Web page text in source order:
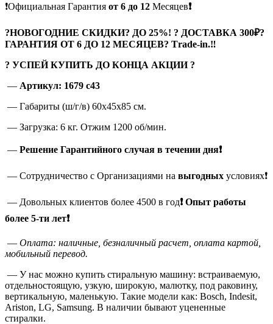
❗Официальная Гарантия от 6 до 12 Месяцев❗
?НОВОГОДНИЕ СКИДКИ? ДО 25%! ? ДОСТАВКА 300₽?
ГАРАНТИЯ ОТ 6 ДО 12 МЕСЯЦЕВ? Тrade-in.‼
? УСПЕЙ КУПИТЬ ДО КОНЦА АКЦИИ ?
— Артикул: 1679 c43
— Габариты (ш/г/в) 60x45x85 см.
— Загрузка: 6 кг. Отжим 1200 об/мин.
— Решение Гарантийного случая в течении дня❗
— Сотрудничество с Организациями на выгодных условиях❗
— Довольных клиентов более 4500 в год❗ Опыт работы
более 5-ти лет❗
— Оплата: наличные, безналичный расчет, оплата картой,
мобильный перевод.
— У нас можно купить стиральную машину: встраиваемую,
отдельностоящую, узкую, широкую, малютку, под раковину,
вертикальную, маленькую. Такие модели как: Bosch, Indesit,
Ariston, LG, Samsung. В наличии бывают уцененные
стиралки.